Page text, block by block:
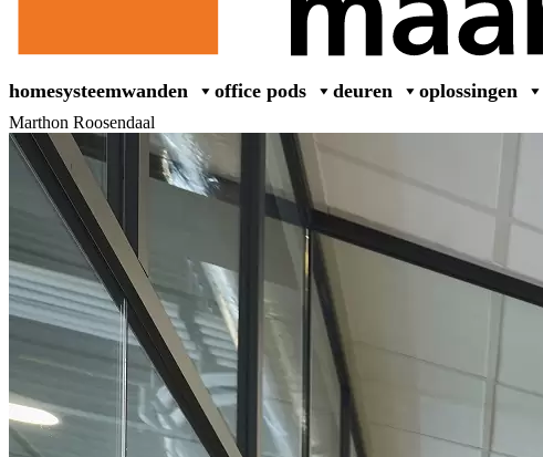
homesysteemwanden office pods deuren oplossingen
Marthon Roosendaal